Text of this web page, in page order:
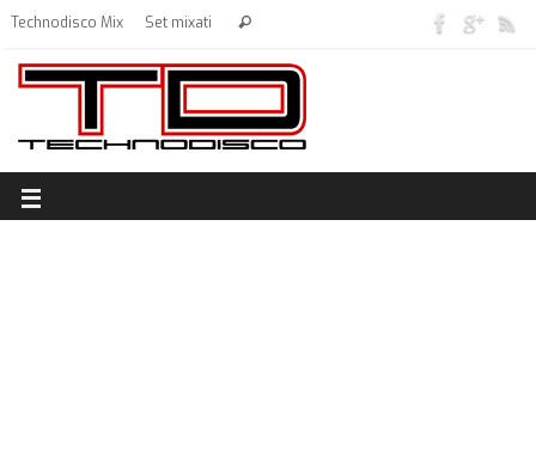
Technodisco Mix Set mixati